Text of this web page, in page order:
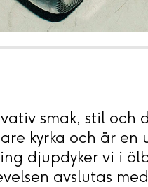
smak, stil och
kyrka och är en
djupdyker vi i
avslutas